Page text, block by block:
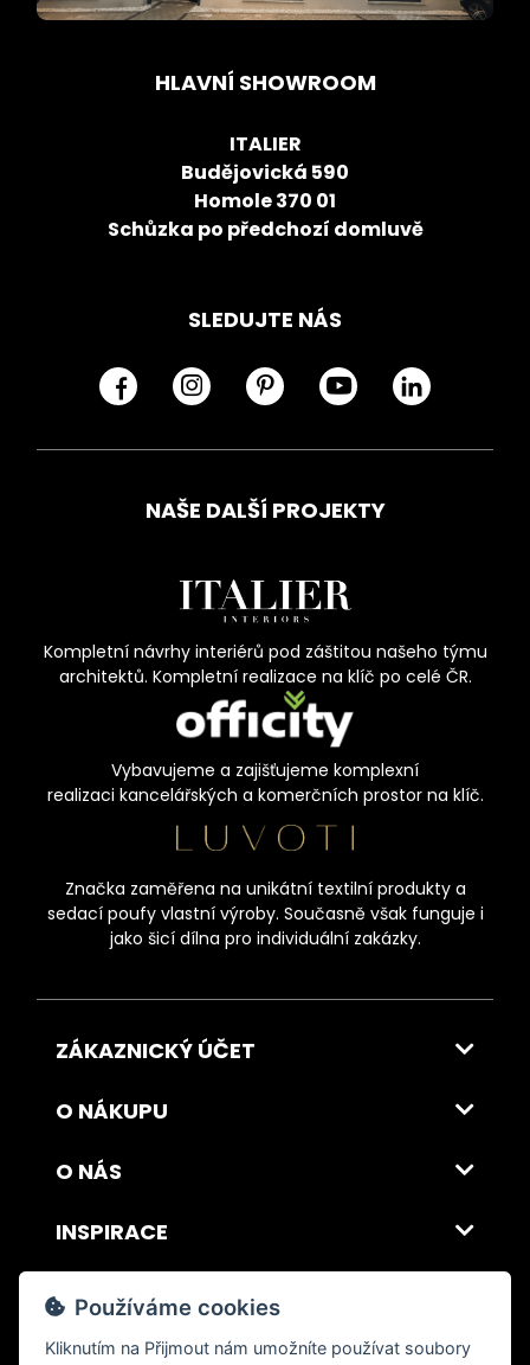
HLAVNÍ SHOWROOM
ITALIER
Budějovická 590
Homole 370 01
Schůzka po předchozí domluvě
SLEDUJTE NÁS
NAŠE DALŠÍ PROJEKTY
Kompletní návrhy interiérů pod záštitou našeho týmu
architektů. Kompletní realizace na klíč po celé ČR.
Vybavujeme a zajišťujeme komplexní
realizaci kancelářských a komerčních prostor na klíč.
Značka zaměřena na unikátní textilní produkty a
sedací poufy vlastní výroby. Současně však funguje i
jako šicí dílna pro individuální zakázky.
ZÁKAZNICKÝ ÚČET
O NÁKUPU
O NÁS
INSPIRACE
DOPRAVA A PLATBA
Používáme cookies
Kliknutím na Přijmout nám umožníte používat soubory